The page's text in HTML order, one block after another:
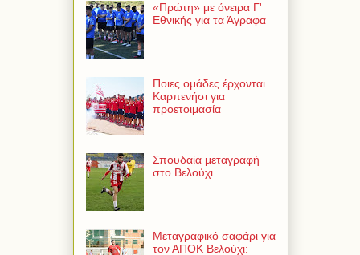
«Πρώτη» με όνειρα Γ'
Εθνικής για τα Άγραφα
Ποιες ομάδες έρχονται
Καρπενήσι για
προετοιμασία
Σπουδαία μεταγραφή
στο Βελούχι
Μεταγραφικό σαφάρι για
τον ΑΠΟΚ Βελούχι: